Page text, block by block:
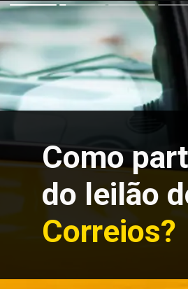
Como
do leilão
Correios?